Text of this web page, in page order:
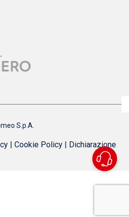
S.p.A.
| Cookie Policy | Dichiarazione